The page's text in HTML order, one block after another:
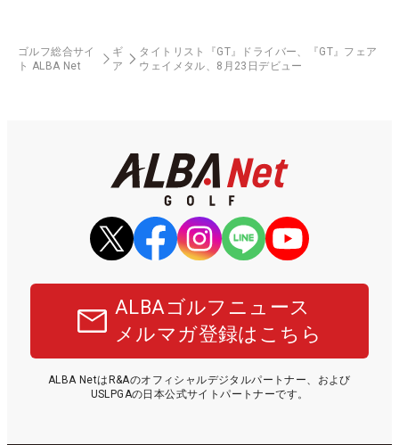
ゴルフ総合サイ
ト ALBA Net
ギ
ア
タイトリスト『GT』ドライバー、『GT』フェア
ウェイメタル、8月23日デビュー
ALBAゴルフニュース
メルマガ登録はこちら
ALBA NetはR&Aのオフィシャルデジタルパートナー、および
USLPGAの日本公式サイトパートナーです。